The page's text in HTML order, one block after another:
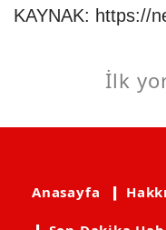
KAYNAK: https://
İlk
Anasayfa ❙